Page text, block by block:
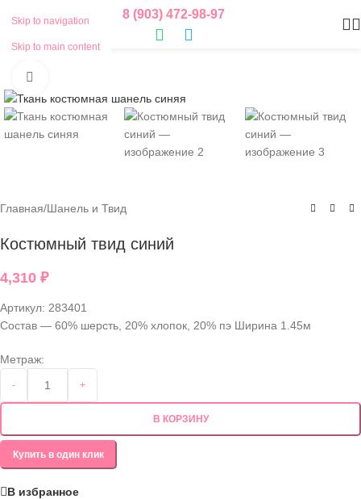
Skip to navigation
Skip to main content
8 (903) 472-98-97
Главная/Шанель и Твид
Костюмный твид синий
4,310 ₽
Артикул: 283401
Состав — 60% шерсть, 20% хлопок, 20% пэ Ширина 1.45м
Метраж:
- +
В КОРЗИНУ
Купить в один клик
В избранное